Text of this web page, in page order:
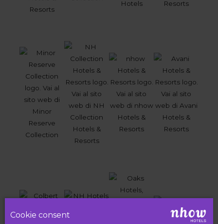
Cookie consent